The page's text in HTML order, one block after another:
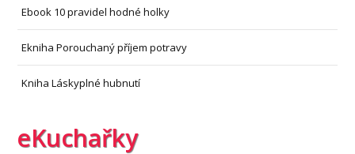
Ebook 10 pravidel hodné holky
Ekniha Porouchaný příjem potravy
Kniha Láskyplné hubnutí
eKuchařky